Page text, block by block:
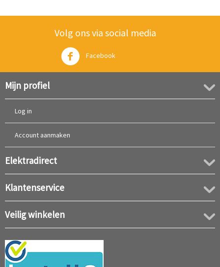
Volg ons via social media
Facebook
Mijn profiel
Log in
Account aanmaken
Elektradirect
Klantenservice
Veilig winkelen